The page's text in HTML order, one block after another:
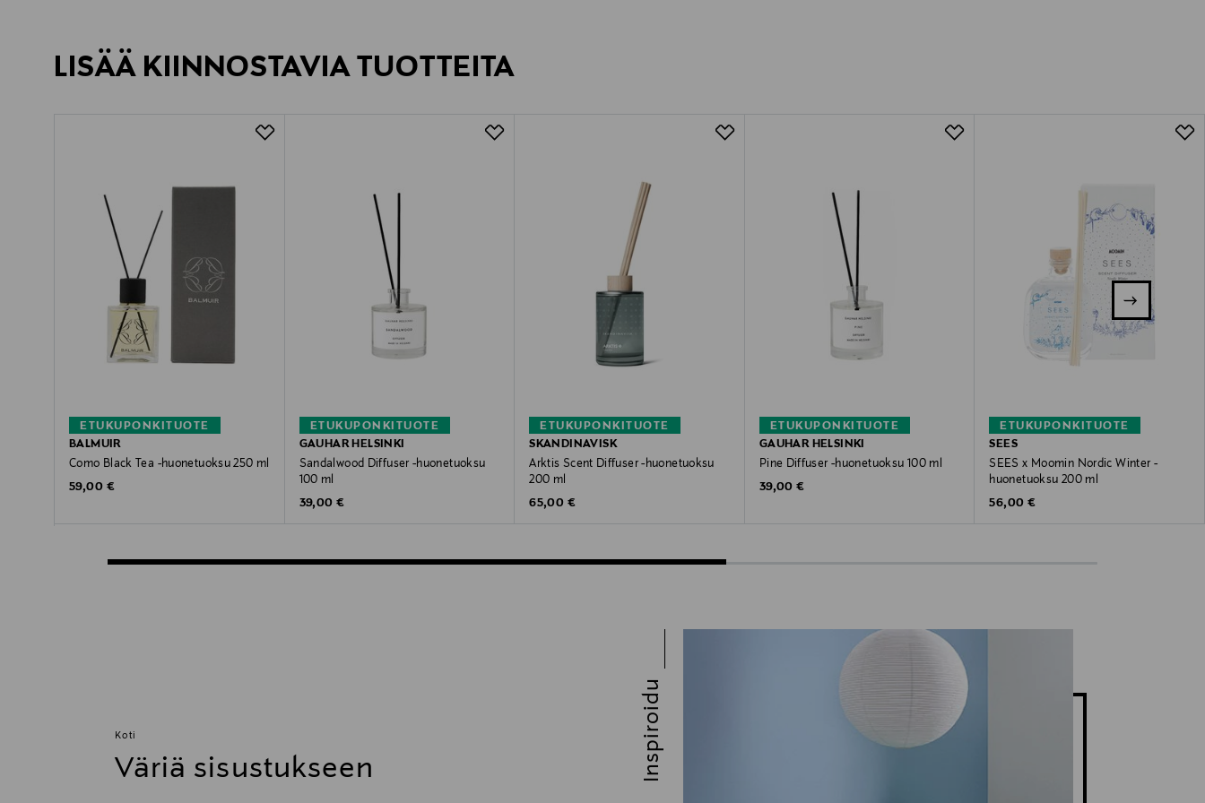
LISÄÄ KIINNOSTAVIA TUOTTEITA
ETUKUPONKITUOTE
BALMUIR
Como Black Tea -huonetuoksu 250 ml
Original Price
59,00 €
ETUKUPONKITUOTE
GAUHAR HELSINKI
Sandalwood Diffuser -huonetuoksu
100 ml
Original Price
39,00 €
ETUKUPONKITUOTE
SKANDINAVISK
Arktis Scent Diffuser -huonetuoksu
200 ml
Original Price
65,00 €
ETUKUPONKITUOTE
GAUHAR HELSINKI
Pine Diffuser -huonetuoksu 100 ml
Original Price
39,00 €
ETUKUPONKITUOTE
SEES
SEES x Moomin Nordic Winter -
huonetuoksu 200 ml
Original Price
56,00 €
Koti
Väriä sisustukseen Inspiroidu